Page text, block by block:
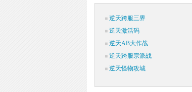
逆天跨服三界
逆天激活码
逆天AB大作战
逆天跨服宗派战
逆天怪物攻城